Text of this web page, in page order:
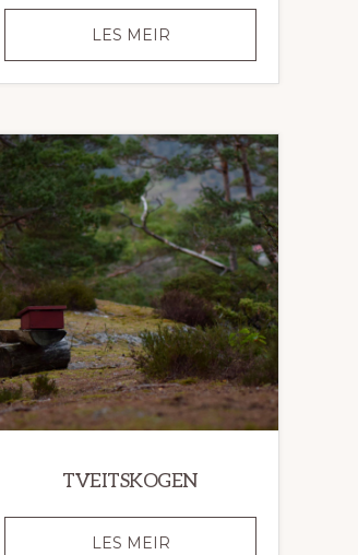
LES MEIRHOLEKLEIV
TVEITSKOGEN
LES MEIRTVEITSKOGEN